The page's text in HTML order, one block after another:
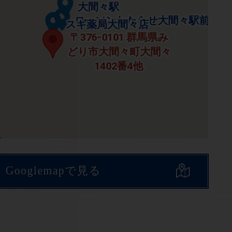
〒376-0101 群馬県み
どり市大間々町大間々
1402番4他
大間々南小学校 ベイシア大間々店
スギ薬局大間々店
ローソンわたらせ大間々駅前店
大間々駅
〒376-0101 群馬県み
どり市大間々町大間々
1402番4他
大間々南小学校 ベイシア大間々店
スギ薬局大間々店
ローソンわたらせ大間々駅前店
大間々駅
Googlemapで見る